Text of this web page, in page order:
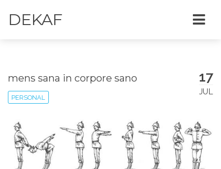
DEKAF
17
JUL
mens sana in corpore sano
PERSONAL